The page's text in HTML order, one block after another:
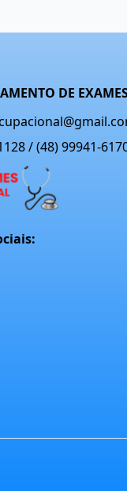
DE
/ (48) 99941-